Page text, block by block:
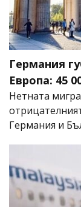
Германия
Европа: 45
Нетната
Германия и